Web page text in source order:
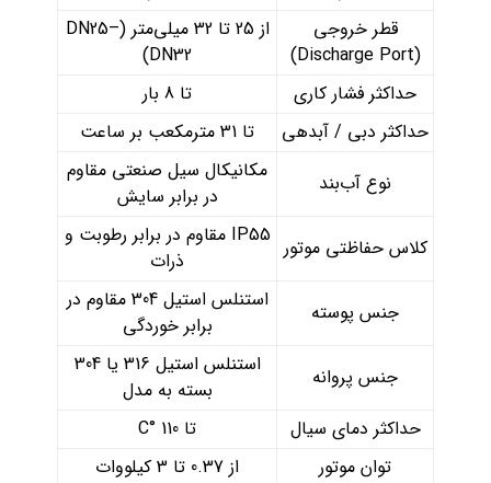
قطر خروجی
(Discharge Port)
از 25 تا 32 میلی‌متر (DN25–
DN32)
حداکثر فشار کاری
تا 8 بار
حداکثر دبی / آبدهی
تا 31 مترمکعب بر ساعت
نوع آب‌بند
مکانیکال سیل صنعتی مقاوم
در برابر سایش
کلاس حفاظتی موتور
IP55 مقاوم در برابر رطوبت و
ذرات
جنس پوسته
استنلس استیل 304 مقاوم در
برابر خوردگی
جنس پروانه
استنلس استیل 316 یا 304
بسته به مدل
حداکثر دمای سیال
تا 110 °C
توان موتور
از 0.37 تا 3 کیلووات